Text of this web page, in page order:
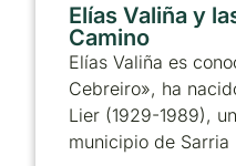
Elías Valiña y
Camino
Elías Valiña es
Cebreiro», ha
Lier (1929-1989),
municipio de Sarria